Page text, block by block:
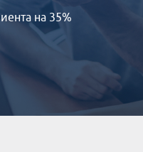
на 35%